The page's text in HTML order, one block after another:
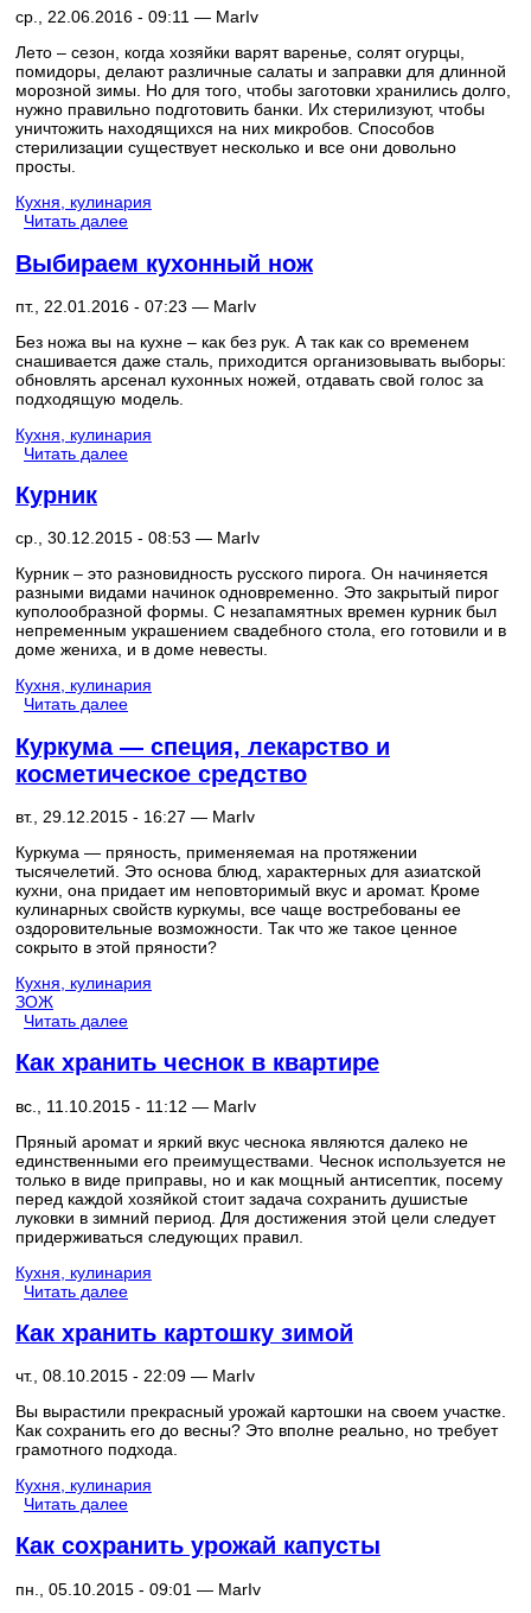
ср., 22.06.2016 - 09:11 — MarIv
Лето – сезон, когда хозяйки варят варенье, солят огурцы,
помидоры, делают различные салаты и заправки для длинной
морозной зимы. Но для того, чтобы заготовки хранились долго,
нужно правильно подготовить банки. Их стерилизуют, чтобы
уничтожить находящихся на них микробов. Способов
стерилизации существует несколько и все они довольно
просты.
Кухня, кулинария
Читать далее
Выбираем кухонный нож
пт., 22.01.2016 - 07:23 — MarIv
Без ножа вы на кухне – как без рук. А так как со временем
снашивается даже сталь, приходится организовывать выборы:
обновлять арсенал кухонных ножей, отдавать свой голос за
подходящую модель.
Кухня, кулинария
Читать далее
Курник
ср., 30.12.2015 - 08:53 — MarIv
Курник – это разновидность русского пирога. Он начиняется
разными видами начинок одновременно. Это закрытый пирог
куполообразной формы. С незапамятных времен курник был
непременным украшением свадебного стола, его готовили и в
доме жениха, и в доме невесты.
Кухня, кулинария
Читать далее
Куркума — специя, лекарство и
косметическое средство
вт., 29.12.2015 - 16:27 — MarIv
Куркума — пряность, применяемая на протяжении
тысячелетий. Это основа блюд, характерных для азиатской
кухни, она придает им неповторимый вкус и аромат. Кроме
кулинарных свойств куркумы, все чаще востребованы ее
оздоровительные возможности. Так что же такое ценное
сокрыто в этой пряности?
Кухня, кулинария
ЗОЖ
Читать далее
Как хранить чеснок в квартире
вс., 11.10.2015 - 11:12 — MarIv
Пряный аромат и яркий вкус чеснока являются далеко не
единственными его преимуществами. Чеснок используется не
только в виде приправы, но и как мощный антисептик, посему
перед каждой хозяйкой стоит задача сохранить душистые
луковки в зимний период. Для достижения этой цели следует
придерживаться следующих правил.
Кухня, кулинария
Читать далее
Как хранить картошку зимой
чт., 08.10.2015 - 22:09 — MarIv
Вы вырастили прекрасный урожай картошки на своем участке.
Как сохранить его до весны? Это вполне реально, но требует
грамотного подхода.
Кухня, кулинария
Читать далее
Как сохранить урожай капусты
пн., 05.10.2015 - 09:01 — MarIv